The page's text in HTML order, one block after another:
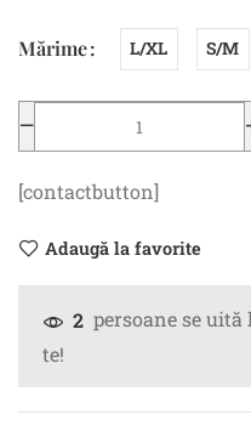
Mărime L/XL S/M
[contactbutton]
Adaugă la favorite
2 persoane se uită
te!